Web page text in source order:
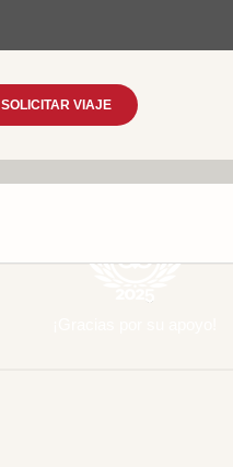
SOLICITAR VIAJE